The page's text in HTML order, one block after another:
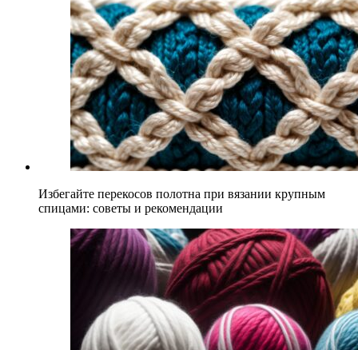
Избегайте перекосов полотна при вязании крупным
спицами: советы и рекомендации